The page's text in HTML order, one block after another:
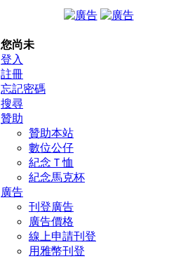
您尚未
登入
註冊
忘記密碼
搜尋
贊助
贊助本站
數位公仔
紀念Ｔ恤
紀念馬克杯
廣告
刊登廣告
廣告價格
線上申請刊登
用雅幣刊登